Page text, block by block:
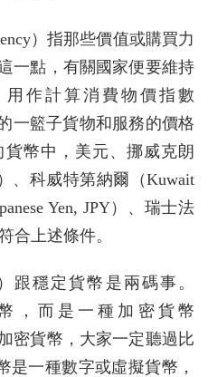
）指那些價值或購買力
一點，有關國家便要維持
作計算消費物價指數
的一籃子貨物和服務的價格
幣中，美元、挪威克朗
、科威特第納爾（Kuwait
Yen, JPY）、瑞士法
合上述條件。
跟穩定貨幣是兩碼事。
，而是一種加密貨幣
密貨幣，大家一定聽過比
是一種數字或虛擬貨幣，